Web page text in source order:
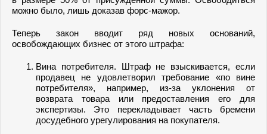
можно было, лишь доказав форс-мажор.
Теперь закон вводит ряд новых оснований,
освобождающих бизнес от этого штрафа:
Вина потребителя. Штраф не взыскивается, если
продавец не удовлетворил требование «по вине
потребителя», например, из-за уклонения от
возврата товара или предоставления его для
экспертизы. Это перекладывает часть бремени
досудебного урегулирования на покупателя.